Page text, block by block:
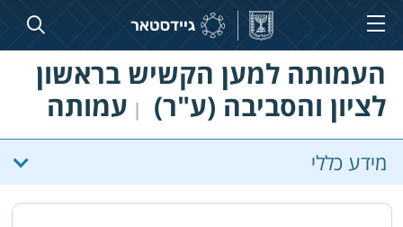
העמותה למען הקשיש בראשון
לציון והסביבה (ע"ר)
| עמותה
מידע כללי